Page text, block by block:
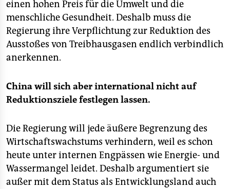
einen hohen Preis für die Umwelt und die
menschliche Gesundheit. Deshalb muss die
Regierung ihre Verpflichtung zur Reduktion des
Ausstoßes von Treibhausgasen endlich verbindlich
anerkennen.
China will sich aber international nicht auf
Reduktionsziele festlegen lassen.
Die Regierung will jede äußere Begrenzung des
Wirtschaftswachstums verhindern, weil es schon
heute unter internen Engpässen wie Energie- und
Wassermangel leidet. Deshalb argumentiert sie
außer mit dem Status als Entwicklungsland auch